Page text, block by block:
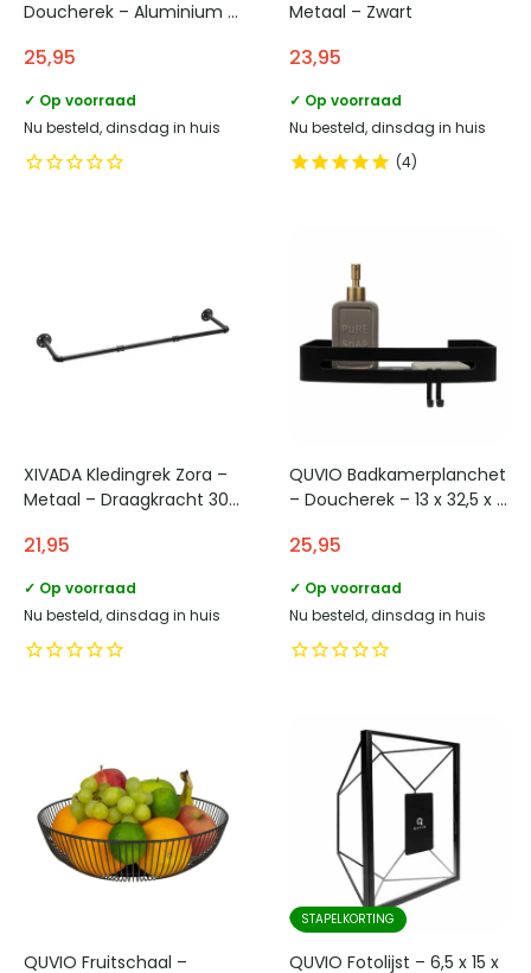
Doucherek – Aluminium –
25,95
✓ Op voorraad
Nu besteld, dinsdag in huis
Metaal – Zwart
23,95
✓ Op voorraad
Nu besteld, dinsdag in huis
4
XIVADA Kledingrek Zora –
Metaal – Draagkracht 30
21,95
✓ Op voorraad
Nu besteld, dinsdag in huis
QUVIO Badkamerplanchet
– Doucherek – 13 x 32,5 x 9
25,95
✓ Op voorraad
Nu besteld, dinsdag in huis
QUVIO Fruitschaal –
STAPELKORTING
QUVIO Fotolijst – 6,5 x 15 x